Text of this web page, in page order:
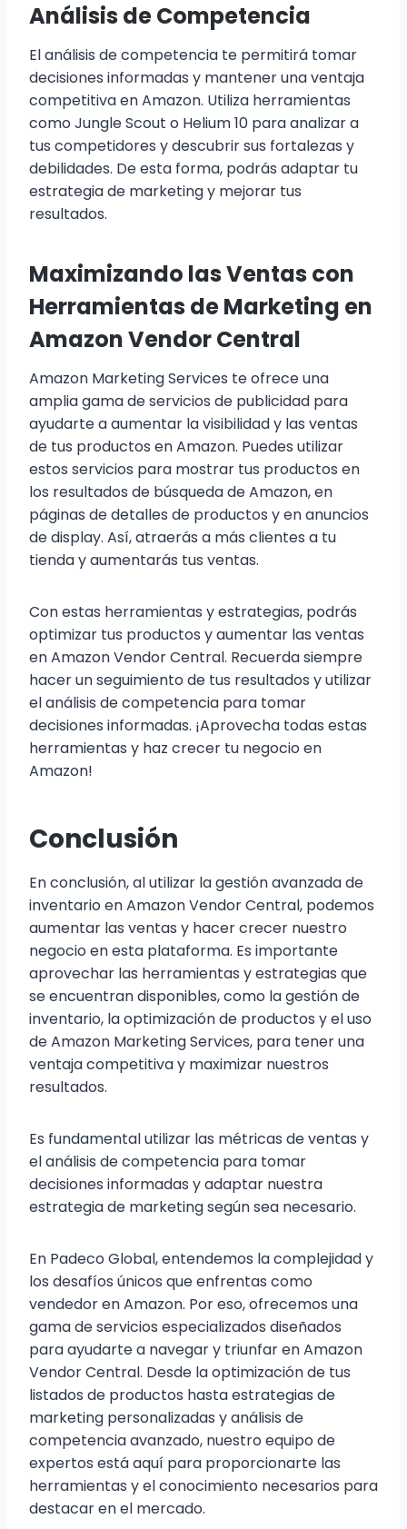
Análisis de Competencia
El análisis de competencia te permitirá tomar
decisiones informadas y mantener una ventaja
competitiva en Amazon. Utiliza herramientas
como Jungle Scout o Helium 10 para analizar a
tus competidores y descubrir sus fortalezas y
debilidades. De esta forma, podrás adaptar tu
estrategia de marketing y mejorar tus
resultados.
Maximizando las Ventas con
Herramientas de Marketing en
Amazon Vendor Central
Amazon Marketing Services te ofrece una
amplia gama de servicios de publicidad para
ayudarte a aumentar la visibilidad y las ventas
de tus productos en Amazon. Puedes utilizar
estos servicios para mostrar tus productos en
los resultados de búsqueda de Amazon, en
páginas de detalles de productos y en anuncios
de display. Así, atraerás a más clientes a tu
tienda y aumentarás tus ventas.
Con estas herramientas y estrategias, podrás
optimizar tus productos y aumentar las ventas
en Amazon Vendor Central. Recuerda siempre
hacer un seguimiento de tus resultados y utilizar
el análisis de competencia para tomar
decisiones informadas. ¡Aprovecha todas estas
herramientas y haz crecer tu negocio en
Amazon!
Conclusión
En conclusión, al utilizar la gestión avanzada de
inventario en Amazon Vendor Central, podemos
aumentar las ventas y hacer crecer nuestro
negocio en esta plataforma. Es importante
aprovechar las herramientas y estrategias que
se encuentran disponibles, como la gestión de
inventario, la optimización de productos y el uso
de Amazon Marketing Services, para tener una
ventaja competitiva y maximizar nuestros
resultados.
Es fundamental utilizar las métricas de ventas y
el análisis de competencia para tomar
decisiones informadas y adaptar nuestra
estrategia de marketing según sea necesario.
En Padeco Global, entendemos la complejidad y
los desafíos únicos que enfrentas como
vendedor en Amazon. Por eso, ofrecemos una
gama de servicios especializados diseñados
para ayudarte a navegar y triunfar en Amazon
Vendor Central. Desde la optimización de tus
listados de productos hasta estrategias de
marketing personalizadas y análisis de
competencia avanzado, nuestro equipo de
expertos está aquí para proporcionarte las
herramientas y el conocimiento necesarios para
destacar en el mercado.